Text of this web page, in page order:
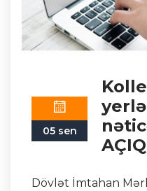
05 sen
Dövlət İmtahan